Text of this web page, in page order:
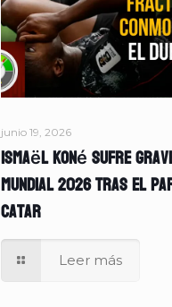
junio 19, 2026
Ismaël Koné sufre
Mundial 2026 tras el
Catar
Leer más